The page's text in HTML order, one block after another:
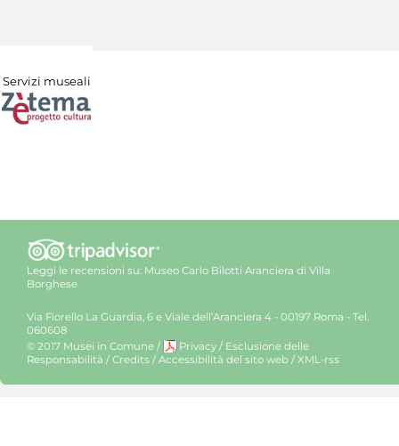
Servizi museali
Leggi le recensioni su: Museo Carlo Bilotti Aranciera di Villa
Borghese
Via Fiorello La Guardia, 6 e Viale dell’Aranciera 4 - 00197 Roma - Tel.
060608
© 2017 Musei in Comune / Privacy / Esclusione delle
Responsabilità / Credits / Accessibilità del sito web / XML-rss